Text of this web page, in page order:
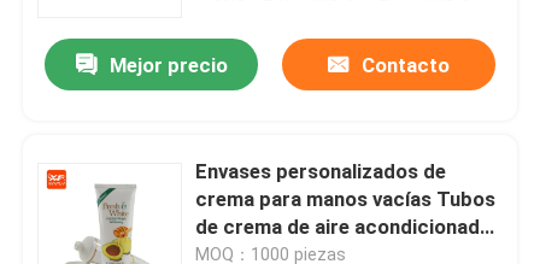
Productos
Sobre nosotros
Mejor precio Contacto
Envases personalizados de
crema para manos vacías Tubos
de crema de aire acondicionado
Tubos plásticos para cuidado de
MOQ：1000 piezas